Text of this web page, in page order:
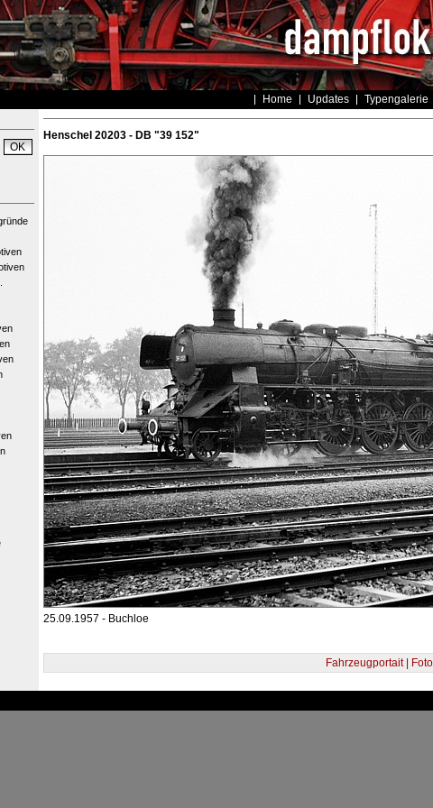
Home Updates Typengalerie
Henschel 20203 - DB "39 152"
25.09.1957 - Buchloe
Fahrzeugportait |